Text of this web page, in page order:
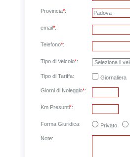
Provincia*:
email*:
Telefono*:
Tipo di Veicolo*:
Tipo di Tariffa: Giornaliera
Giorni di Noleggio*:
Km Presunti*:
Forma Giuridica: Privato
Note: